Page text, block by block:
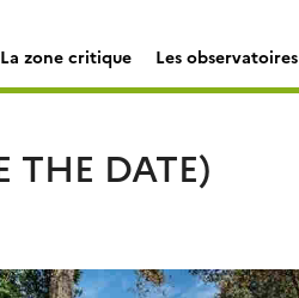
La zone critique Les observatoires
THE DATE)